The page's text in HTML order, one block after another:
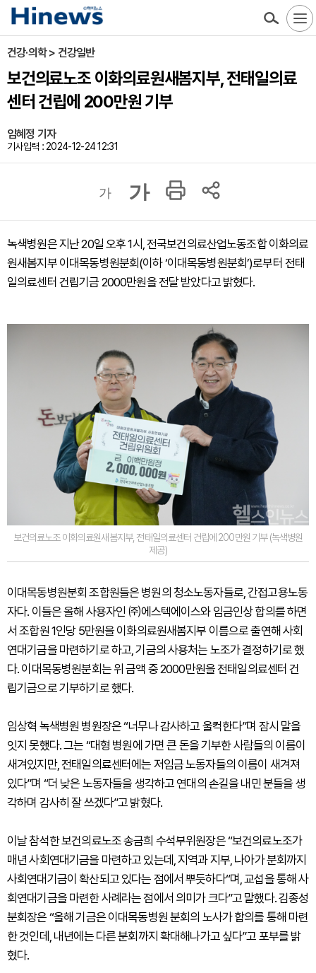
건강·의학 > 건강일반
보건의료노조 이화의료원새봄지부, 전태일의료
센터 건립에 200만원 기부
임혜정 기자
기사입력 : 2024-12-24 12:31
가 가
녹색병원은 지난 20일 오후 1시, 전국보건의료산업노동조합 이화의료
원새봄지부 이대목동병원분회(이하 ‘이대목동병원분회’)로부터 전태
일의료센터 건립기금 2000만원을 전달 받았다고 밝혔다.
보건의료노조 이화의료원새봄지부, 전태일의료센터 건립에 200만원 기부 (녹색병원
제공)
이대목동병원분회 조합원들은 병원의 청소노동자들로, 간접고용노동
자다. 이들은 올해 사용자인 ㈜에스텍에이스와 임금인상 합의를 하면
서 조합원 1인당 5만원을 이화의료원새봄지부 이름으로 출연해 사회
연대기금을 마련하기로 하고, 기금의 사용처는 노조가 결정하기로 했
다. 이대목동병원분회는 위 금액 중 2000만원을 전태일의료센터 건
립기금으로 기부하기로 했다.
임상혁 녹색병원 병원장은 “너무나 감사하고 울컥한다”며 잠시 말을
잇지 못했다. 그는 “대형 병원에 가면 큰 돈을 기부한 사람들의 이름이
새겨있지만, 전태일의료센터에는 저임금 노동자들의 이름이 새겨져
있다”며 “더 낮은 노동자들을 생각하고 연대의 손길을 내민 분들을 생
각하며 감사히 잘 쓰겠다”고 밝혔다.
이날 참석한 보건의료노조 송금희 수석부위원장은 “보건의료노조가
매년 사회연대기금을 마련하고 있는데, 지역과 지부, 나아가 분회까지
사회연대기금이 확산되고 있다는 점에서 뿌듯하다“며, 교섭을 통해 사
회연대기금을 마련한 사례라는 점에서 의미가 크다”고 말했다. 김종성
분회장은 “올해 기금은 이대목동병원 분회의 노사가 합의를 통해 마련
한 것인데, 내년에는 다른 분회까지 확대해나가고 싶다”고 포부를 밝
혔다.